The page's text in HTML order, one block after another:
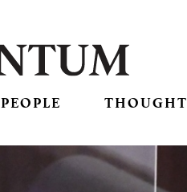
PEOPLE THOUGHT